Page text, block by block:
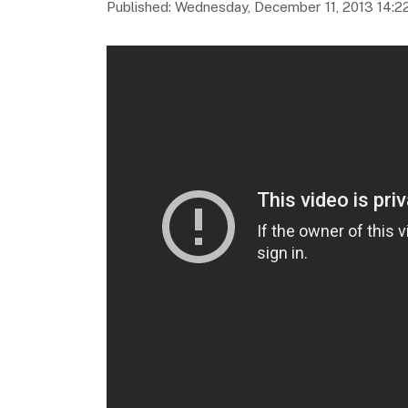
Published: Wednesday, December 11, 2013